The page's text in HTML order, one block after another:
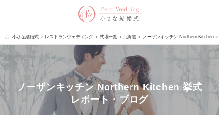
小さな結婚式 レストランウェディング 式場一覧 北海道 ノーザンキッチン Northern Kitchen
ノーザンキッチン Northern Kitchen 挙式
レポート・ブログ